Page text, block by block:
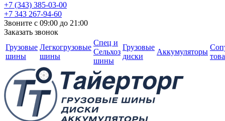
+7 (343) 385-03-00
+7 343 267-94-60
Звоните с 09:00 до 21:00
Заказать звонок
Грузовые
шины
Легкогрузовые
шины
Спец и
Сельхоз
шины
Грузовые
диски
Аккумуляторы